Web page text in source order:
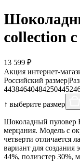
collection
13 599 ₽
Акция интернет-
Российский размер|
443846404842504452
↑ выберите размер
Шоколадный пуловер
мерцания. Модель с
четверти отличается
вариант для создания
44%, полиэстер 30%,